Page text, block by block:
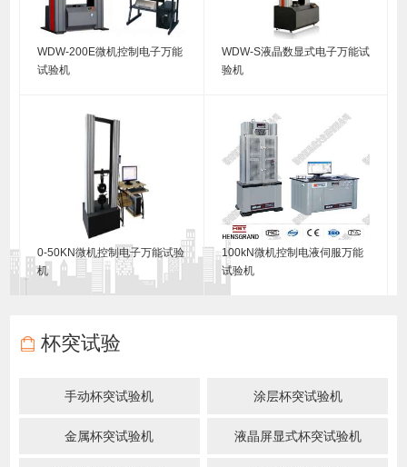
WDW-200E微机控制电子万能
试验机
WDW-S液晶数显式电子万能试
验机
0-50KN微机控制电子万能试验
机
100kN微机控制电液伺服万能
试验机
杯突试验
手动杯突试验机 涂层杯突试验机
金属杯突试验机 液晶屏显式杯突试验机